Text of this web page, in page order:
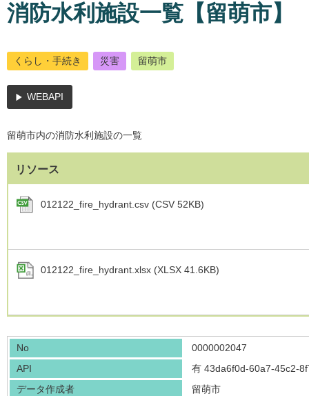
消防水利施設一覧【留萌市】
くらし・手続き 災害 留萌市
WEBAPI
留萌市内の消防水利施設の一覧
リソース
012122_fire_hydrant.csv (CSV 52KB)
012122_fire_hydrant.xlsx (XLSX 41.6KB)
No
0000002047
API
有 43da6f0d-60a7-45c2-
データ作成者
留萌市